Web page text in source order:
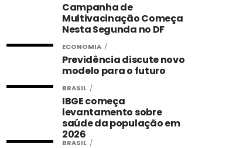
Campanha de
Multivacinação Começa
Nesta Segunda no DF
ECONOMIA
Previdência discute novo
modelo para o futuro
BRASIL
IBGE começa
levantamento sobre
saúde da população em
2026
BRASIL